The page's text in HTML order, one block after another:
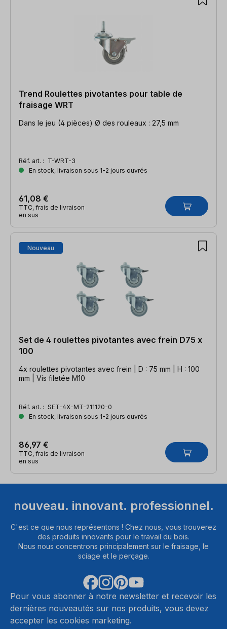
Trend Roulettes pivotantes pour table de
fraisage WRT
Dans le jeu (4 pièces) Ø des rouleaux : 27,5 mm
Réf. art. : T-WRT-3
En stock, livraison sous 1-2 jours ouvrés
61,08 €
TTC, frais de livraison
en sus
Nouveau
Set de 4 roulettes pivotantes avec frein D75 x
100
4x roulettes pivotantes avec frein | D : 75 mm | H : 100
mm | Vis filetée M10
Réf. art. : SET-4X-MT-211120-0
En stock, livraison sous 1-2 jours ouvrés
86,97 €
TTC, frais de livraison
en sus
nouveau. innovant. professionnel.
C'est ce que nous représentons ! Chez nous, vous trouverez
des produits innovants pour le travail du bois.
Nous nous concentrons principalement sur le fraisage, le
sciage et le perçage.
Pour vous abonner à notre newsletter et recevoir les
dernières nouveautés sur nos produits, vous devez
accepter les cookies marketing.